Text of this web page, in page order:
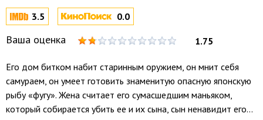
3.5 0.0
Ваша оценка 1.75
Его дом битком набит старинным оружием, он мнит себя
самураем, он умеет готовить знаменитую опасную японскую
рыбу «фугу». Жена считает его сумасшедшим маньяком,
который собирается убить ее и их сына, сын ненавидит его...